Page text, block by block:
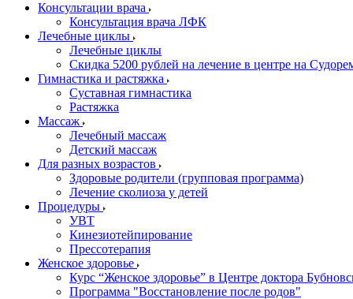
Консультации врача
Консультация врача ЛФК
Лечебные циклы
Лечебные циклы
Скидка 5200 рублей на лечение в центре на
Гимнастика и растяжка
Суставная гимнастика
Растяжка
Массаж
Лечебный массаж
Детский массаж
Для разных возрастов
Здоровые родители (групповая программа)
Лечение сколиоза у детей
Процедуры
УВТ
Кинезиотейпирование
Прессотерапия
Женское здоровье
Курс “Женское здоровье” в Центре доктора
Программа "Восстановление после родов"